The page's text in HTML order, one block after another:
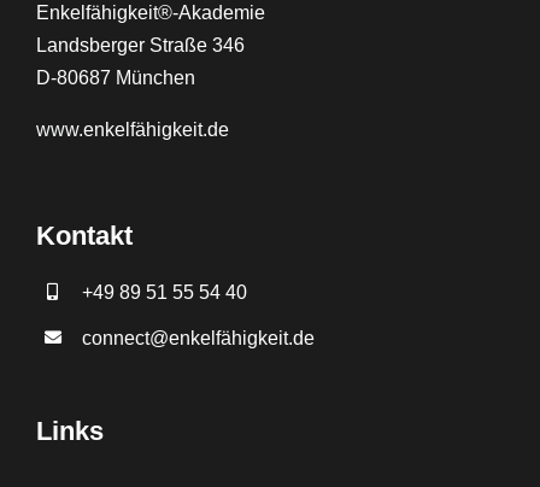
Enkelfähigkeit®-Akademie
Landsberger Straße 346
D-80687 München
www.enkelfähigkeit.de
Kontakt
+49 89 51 55 54 40
connect@enkelfähigkeit.de
Links